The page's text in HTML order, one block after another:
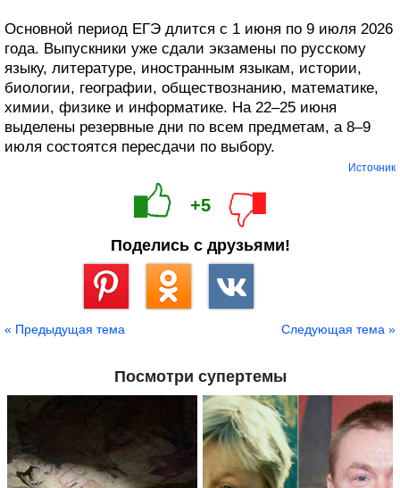
Основной период ЕГЭ длится с 1 июня по 9 июля 2026
года. Выпускники уже сдали экзамены по русскому
языку, литературе, иностранным языкам, истории,
биологии, географии, обществознанию, математике,
химии, физике и информатике. На 22–25 июня
выделены резервные дни по всем предметам, а 8–9
июля состоятся пересдачи по выбору.
Источник
+5
Поделись с друзьями!
« Предыдущая тема Следующая тема »
Посмотри супертемы